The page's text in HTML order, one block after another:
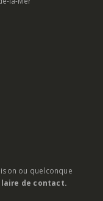
ou quelconque
de contact.